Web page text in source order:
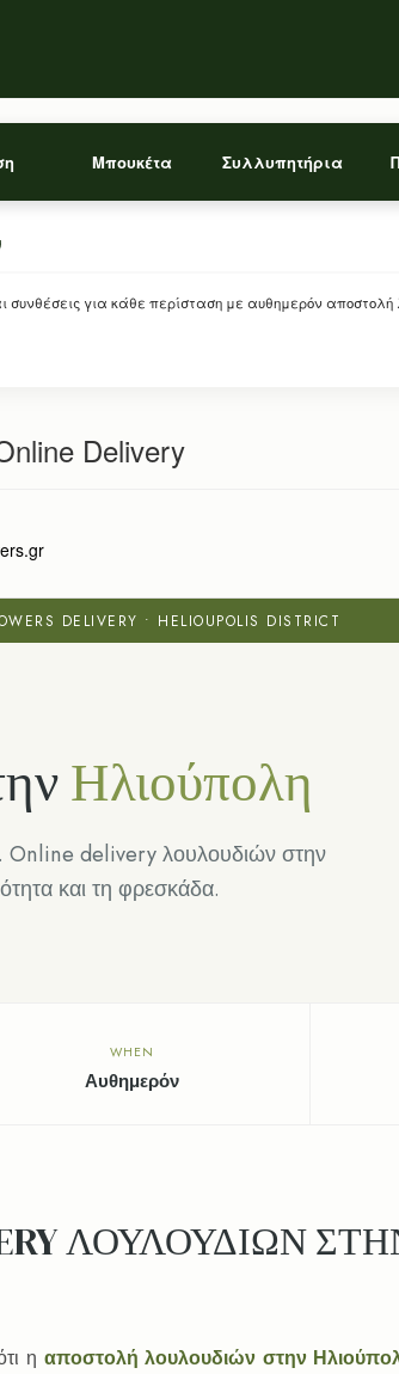
Μπουκέτα Συλλυπητήρια
συνθέσεις για κάθε περίσταση με αυθημερόν
Delivery
DELIVERY • HELIOUPOLIS DISTRICT
Ηλιούπολη
delivery λουλουδιών στην
και τη φρεσκάδα.
WHEN
Αυθημερόν
ΛΟΥΛΟΥΔΙΩΝ
η αποστολή λουλουδιών στην